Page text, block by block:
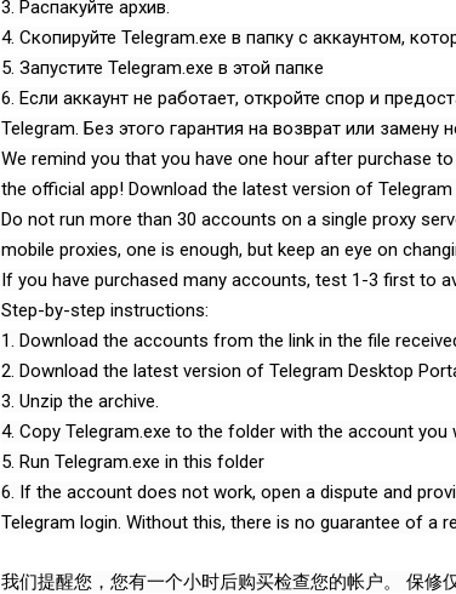
3. Распакуйте архив.
4. Скопируйте Telegram.exe в папку с аккаунтом,
5. Запустите Telegram.exe в этой папке
6. Если аккаунт не работает, откройте спор и
Telegram. Без этого гарантия на возврат или замену
We remind you that you have one hour after purchase
the official app! Download the latest version of Telegram
Do not run more than 30 accounts on a single proxy
mobile proxies, one is enough, but keep an eye on
If you have purchased many accounts, test 1-3 first to
Step-by-step instructions:
1. Download the accounts from the link in the file
2. Download the latest version of Telegram Desktop
3. Unzip the archive.
4. Copy Telegram.exe to the folder with the account you
5. Run Telegram.exe in this folder
6. If the account does not work, open a dispute and
Telegram login. Without this, there is no guarantee of a
我们提醒您，您有一个小时后购买检查您的帐户。 保修
Всего позиций в корзине
Всего товара в корзине
Сумма к оплате (без скидок)